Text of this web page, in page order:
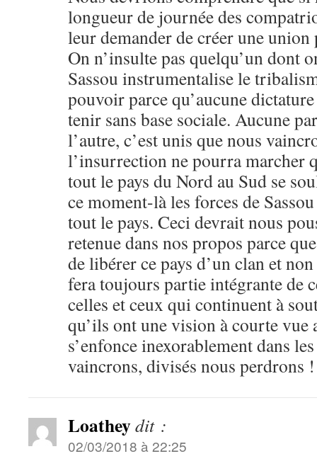
longueur de journée des
leur demander de créer une union
On n’insulte pas quelqu’un dont
Sassou instrumentalise le
pouvoir parce qu’aucune
tenir sans base sociale. Aucune
l’autre, c’est unis que nous
l’insurrection ne pourra marcher
tout le pays du Nord au Sud se
ce moment-là les forces de
tout le pays. Ceci devrait nous
retenue dans nos propos parce
de libérer ce pays d’un clan et
fera toujours partie intégrante de
celles et ceux qui continuent à
qu’ils ont une vision à courte vue
s’enfonce inexorablement dans
vaincrons, divisés nous perdrons !
Loatheydit :
02/03/2018 à 22:25